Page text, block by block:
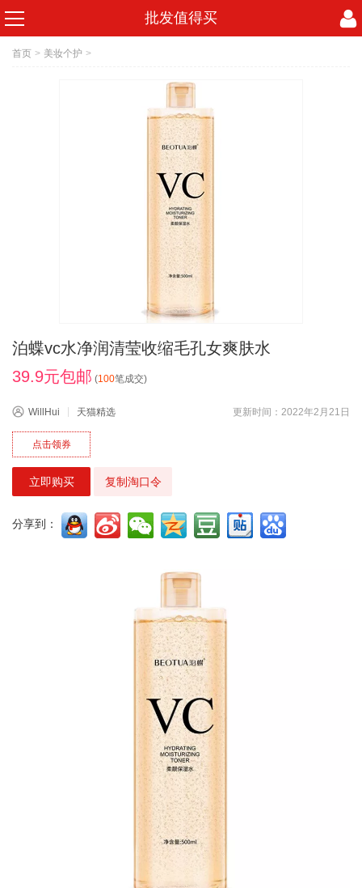
批发值得买
首页 > 美妆个护 >
泊蝶vc水净润清莹收缩毛孔女爽肤水
39.9元包邮 (100笔成交)
WillHui 天猫精选 更新时间：2022年2月21日
点击领券
立即购买 复制淘口令
分享到：